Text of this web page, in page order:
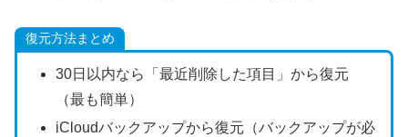
復元方法まとめ
30日以内なら「最近削除した項目」から復元
（最も簡単）
iCloudバックアップから復元（バックアップが必